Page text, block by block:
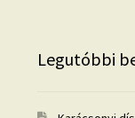
Legutóbbi